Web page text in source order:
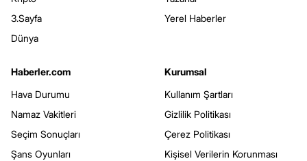
3.Sayfa
Dünya
Yerel Haberler
Haberler.com
Hava Durumu
Namaz Vakitleri
Seçim Sonuçları
Şans Oyunları
Kurumsal
Kullanım Şartları
Gizlilik Politikası
Çerez Politikası
Kişisel Verilerin Korunması